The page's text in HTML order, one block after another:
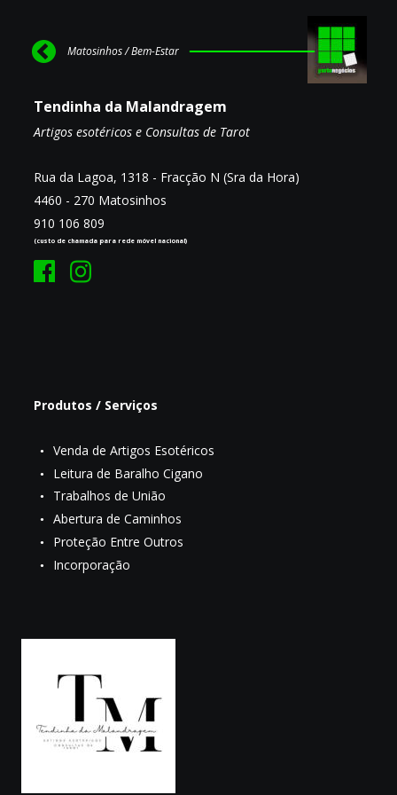
Matosinhos / Bem-Estar
Tendinha da Malandragem
Artigos esotéricos e Consultas de Tarot
Rua da Lagoa, 1318 - Fracção N (Sra da Hora)
4460 - 270 Matosinhos
910 106 809
(custo de chamada para rede móvel nacional)
Produtos / Serviços
• Venda de Artigos Esotéricos
• Leitura de Baralho Cigano
• Trabalhos de União
• Abertura de Caminhos
• Proteção Entre Outros
• Incorporação